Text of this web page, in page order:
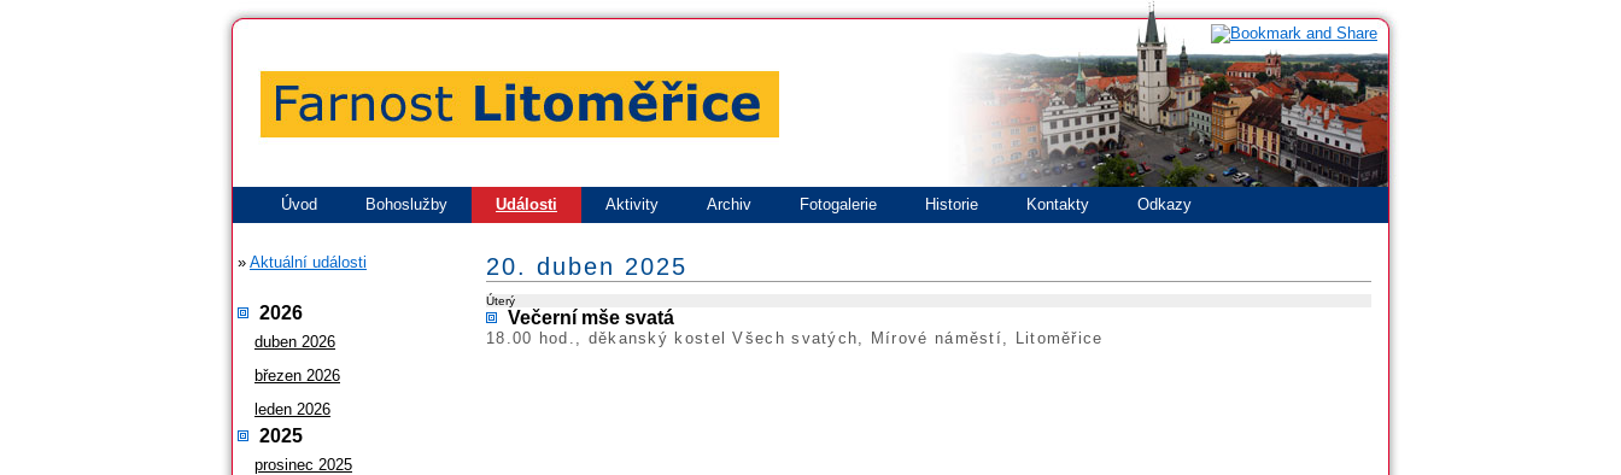
Úvod Bohoslužby Události Aktivity Archiv Fotogalerie Historie Kontakty Odkazy
» Aktuální události
2026
duben 2026
březen 2026
leden 2026
2025
prosinec 2025
20. duben 2025
Úterý
Večerní mše svatá
18.00 hod., děkanský kostel Všech svatých, Mírové náměstí, Litoměřice